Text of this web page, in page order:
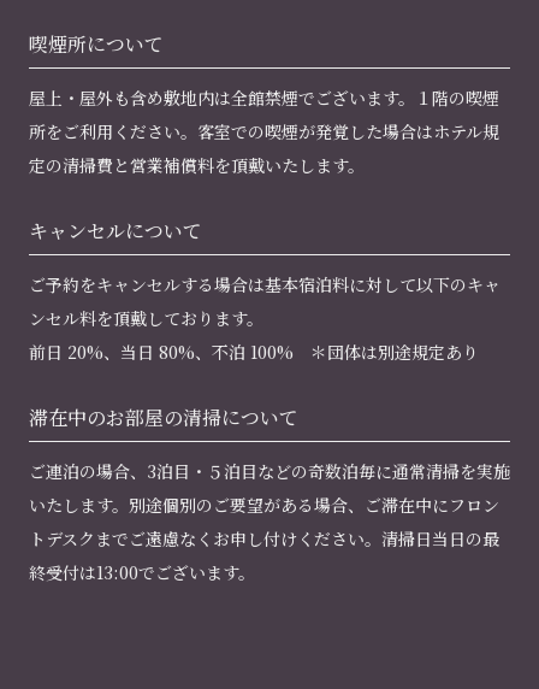
喫煙所について
屋上・屋外も含め敷地内は全館禁煙でございます。１階の喫煙
所をご利用ください。客室での喫煙が発覚した場合はホテル規
定の清掃費と営業補償料を頂戴いたします。
キャンセルについて
ご予約をキャンセルする場合は基本宿泊料に対して以下のキャ
ンセル料を頂戴しております。
前日 20%、当日 80%、不泊 100% ＊団体は別途規定あり
滞在中のお部屋の清掃について
ご連泊の場合、3泊目・５泊目などの奇数泊毎に通常清掃を実施
いたします。別途個別のご要望がある場合、ご滞在中にフロン
トデスクまでご遠慮なくお申し付けください。清掃日当日の最
終受付は13:00でございます。